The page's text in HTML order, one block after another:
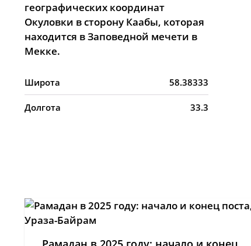
географических координат
Окуловки в сторону Каабы, которая
находится в Заповедной мечети в
Мекке.
Широта 58.38333
Долгота 33.3